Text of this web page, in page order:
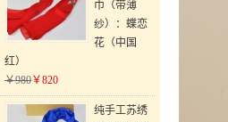
巾（带薄
纱）：蝶恋
花（中国
红）
￥980￥820
纯手工苏绣